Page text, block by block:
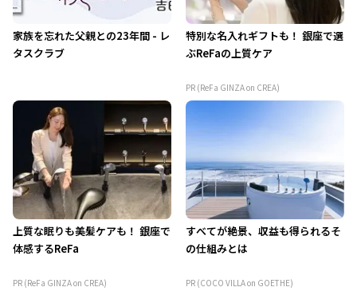
家族を忘れた父親との23年間 - レ
タスクラブ
特別な名入れギフトも！ 銀座で選
ぶReFaの上質ケア
PR (ReFa GINZA on CREA)
上質な眠りも美髪ケアも！ 銀座で
体感するReFa
PR (ReFa GINZA on CREA)
すべてが絶景、収益も得られるそ
の仕組みとは
PR (COCO VILLA on GOETHE)